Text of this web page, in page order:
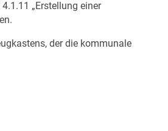
„Erstellung einer
, der die kommunale